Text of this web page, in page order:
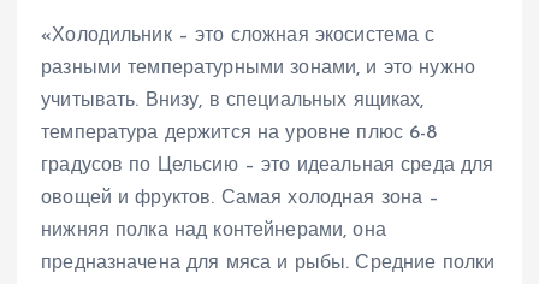
«Холодильник – это сложная экосистема с
разными температурными зонами, и это нужно
учитывать. Внизу, в специальных ящиках,
температура держится на уровне плюс 6-8
градусов по Цельсию – это идеальная среда для
овощей и фруктов. Самая холодная зона –
нижняя полка над контейнерами, она
предназначена для мяса и рыбы. Средние полки